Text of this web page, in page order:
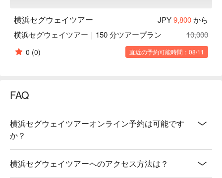
横浜セグウェイツアー JPY9,800から
横浜セグウェイツアー｜150 分ツアープラン
10,000
0 (0) 直近の予約可能時間：08/11
FAQ
横浜セグウェイツアーオンライン予約は可能です
か？
横浜セグウェイツアーへのアクセス方法は？